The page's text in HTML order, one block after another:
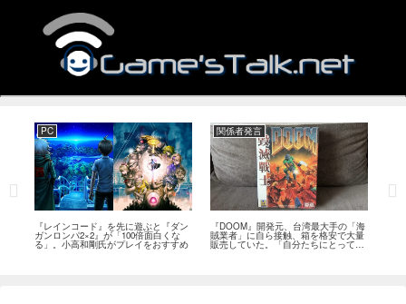
PC
『レインコード』を先に遊ぶと『ダン
ガンロンパ2×2』が「100倍面白くな
る」。小高和剛氏がプレイをおすすめ
関係者発言
『DOOM』開発元、台湾最大手の「海
賊業者」に自ら接触、箱を格安で大量
販売していた。「自分たちにとっては
流通だった」